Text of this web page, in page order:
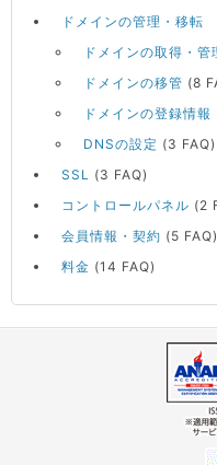
ドメインの管理・移転
ドメインの取得・管
ドメインの移管 (8
ドメインの登録情報
DNSの設定 (3 FAQ)
SSL
(3 FAQ)
コントロールパネル (2
会員情報・契約 (5 FAQ)
料金 (14 FAQ)